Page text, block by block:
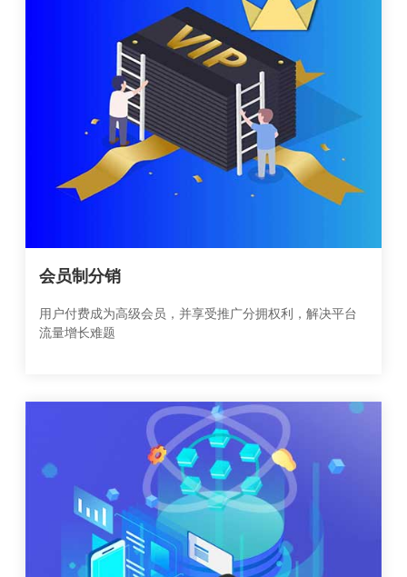
会员制分销
用户付费成为高级会员，并享受推广分拥权利，解决平台
流量增长难题